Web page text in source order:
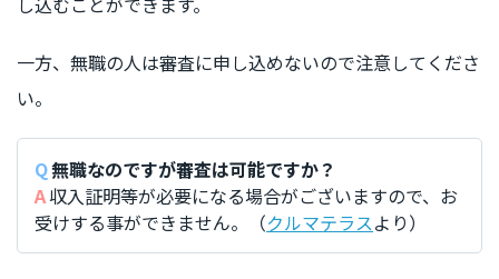
一方、無職の人は審査に申し込めないので注意してくださ
い。
無職なのですが審査は可能ですか？
収入証明等が必要になる場合がございますので、お
受けする事ができません。（クルマテラスより）